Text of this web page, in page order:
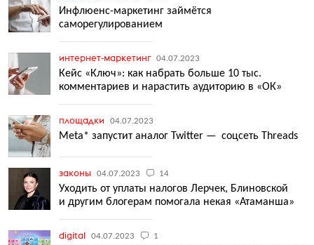
Инфлюенс-маркетинг займётся
саморегулированием
интернет-маркетинг 04.07.2023
Кейс «Ключ»: как набрать больше 10 тыс.
комментариев и нарастить аудиторию в «ОК»
площадки 04.07.2023
Meta* запустит аналог Twitter — соцсеть Threads
законы 04.07.2023 14
Уходить от уплаты налогов Лерчек, Блиновской
и другим блогерам помогала некая «Атаманша»
digital 04.07.2023 1